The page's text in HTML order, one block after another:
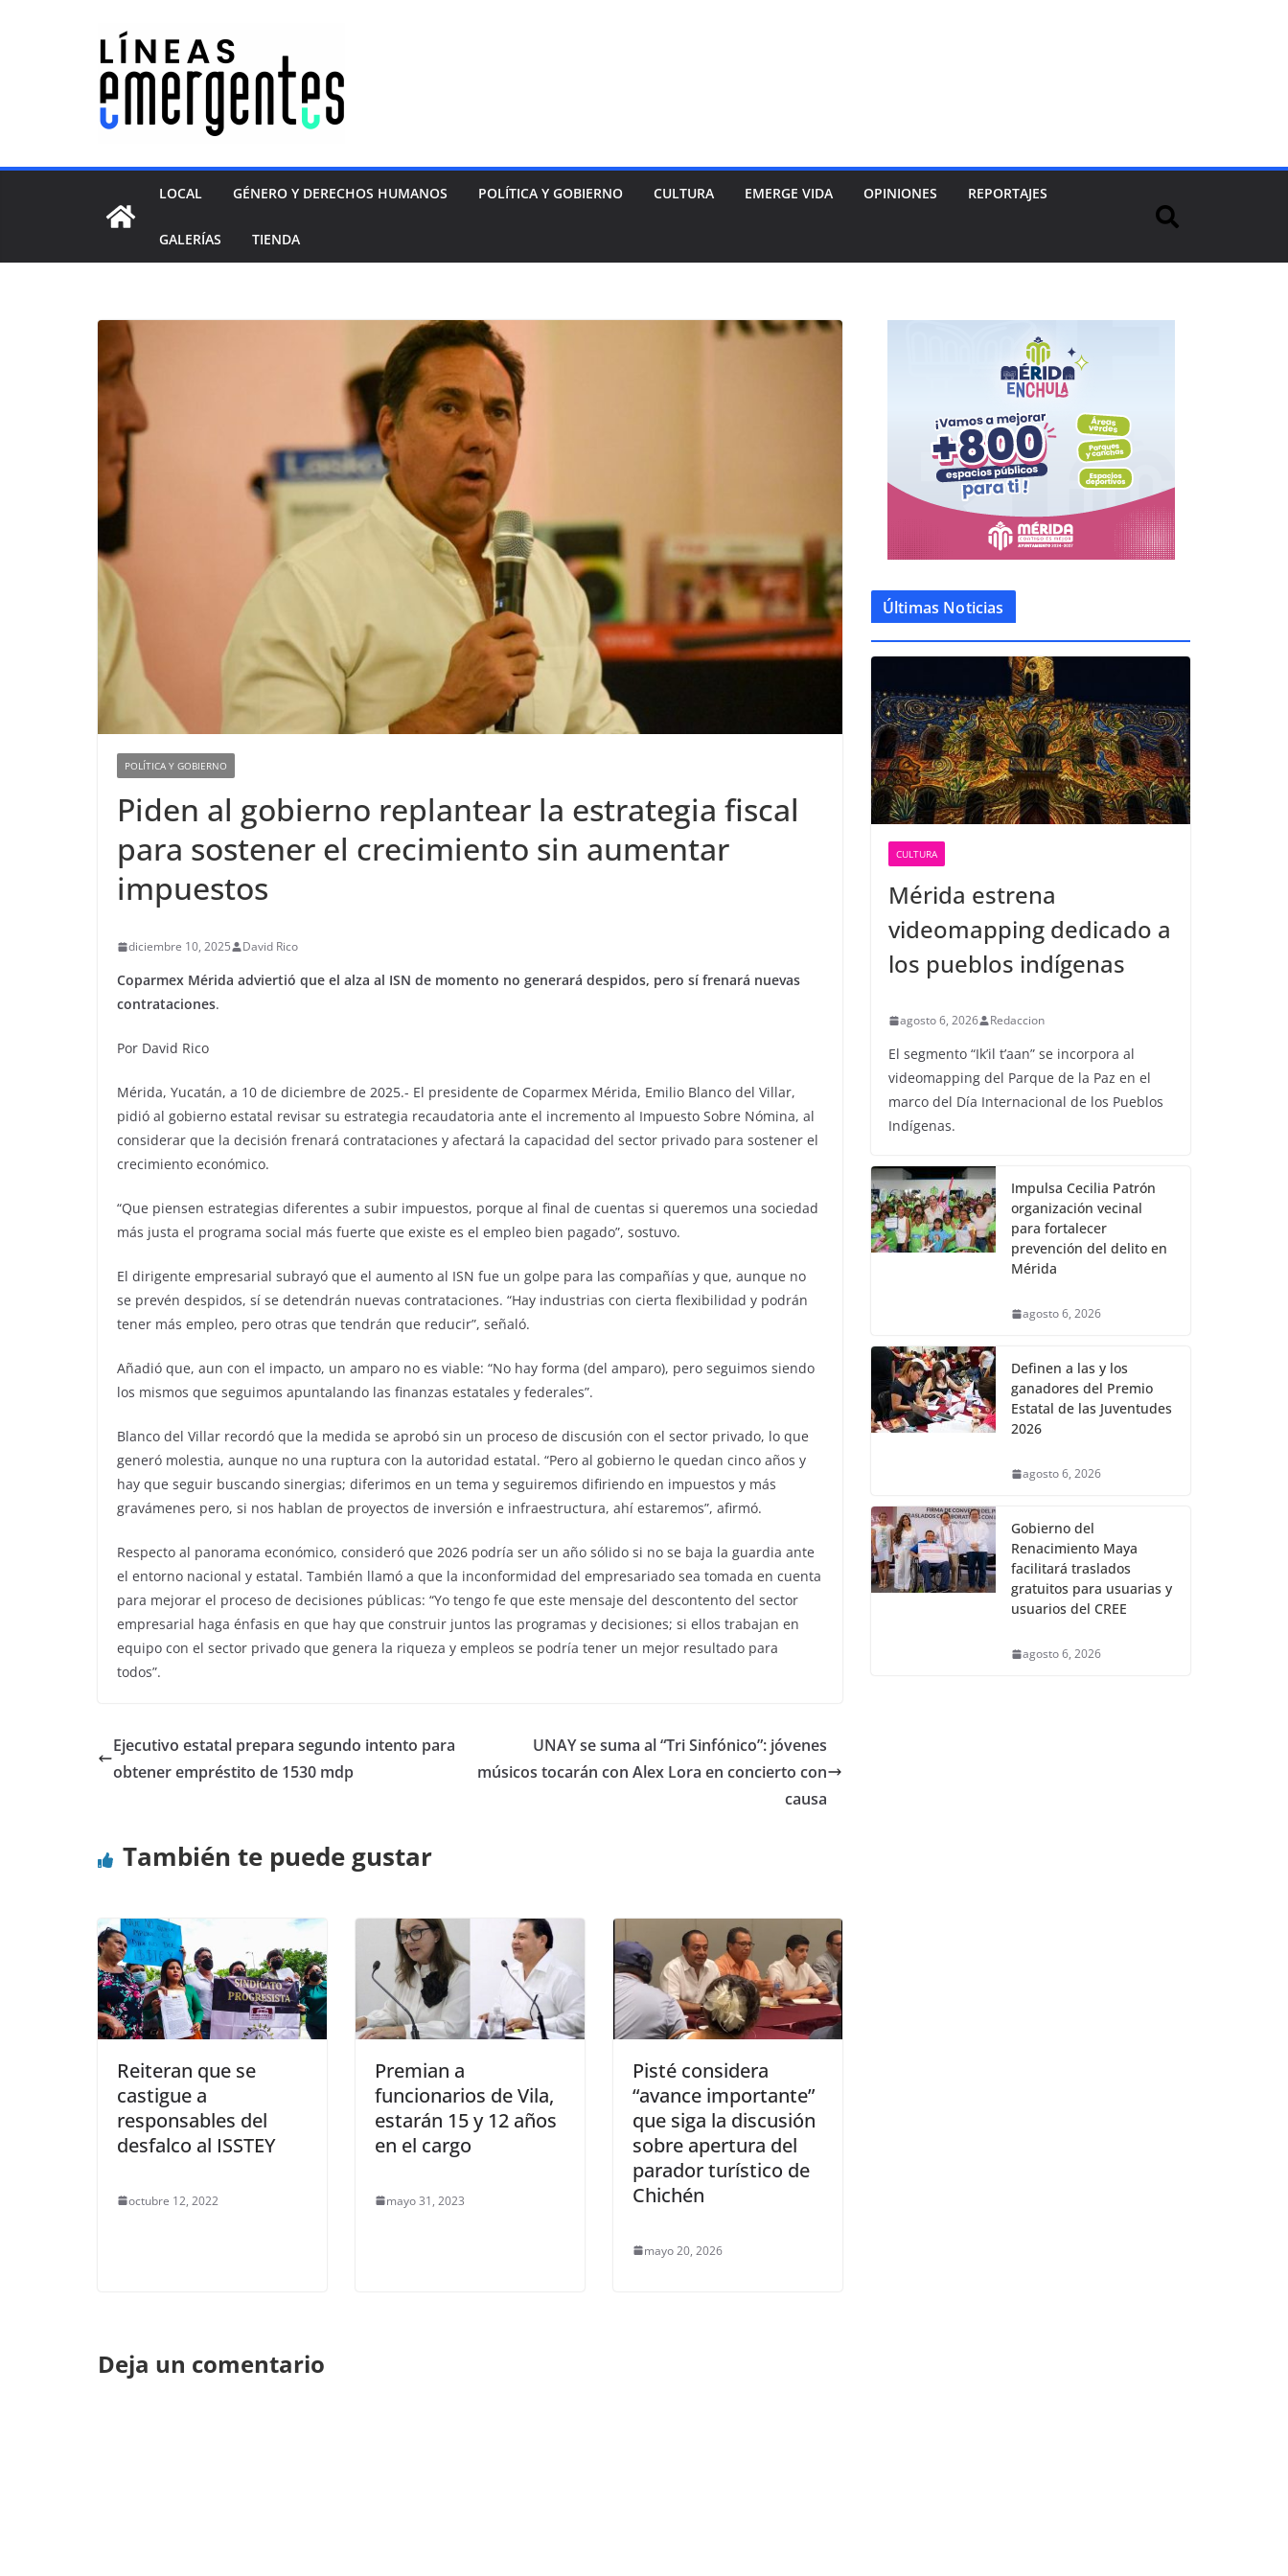
LOCAL GÉNERO Y DERECHOS HUMANOS POLÍTICA Y GOBIERNO CULTURA EMERGE VIDA OPINIONES REPORTAJES
GALERÍAS TIENDA
POLÍTICA Y GOBIERNO
Piden al gobierno replantear la estrategia fiscal
para sostener el crecimiento sin aumentar
impuestos
diciembre 10, 2025 David Rico
Coparmex Mérida adviertió que el alza al ISN de momento no generará despidos, pero sí frenará nuevas
contrataciones.
Por David Rico
Mérida, Yucatán, a 10 de diciembre de 2025.- El presidente de Coparmex Mérida, Emilio Blanco del Villar,
pidió al gobierno estatal revisar su estrategia recaudatoria ante el incremento al Impuesto Sobre Nómina, al
considerar que la decisión frenará contrataciones y afectará la capacidad del sector privado para sostener el
crecimiento económico.
“Que piensen estrategias diferentes a subir impuestos, porque al final de cuentas si queremos una sociedad
más justa el programa social más fuerte que existe es el empleo bien pagado”, sostuvo.
El dirigente empresarial subrayó que el aumento al ISN fue un golpe para las compañías y que, aunque no
se prevén despidos, sí se detendrán nuevas contrataciones. “Hay industrias con cierta flexibilidad y podrán
tener más empleo, pero otras que tendrán que reducir”, señaló.
Añadió que, aun con el impacto, un amparo no es viable: “No hay forma (del amparo), pero seguimos siendo
los mismos que seguimos apuntalando las finanzas estatales y federales”.
Blanco del Villar recordó que la medida se aprobó sin un proceso de discusión con el sector privado, lo que
generó molestia, aunque no una ruptura con la autoridad estatal. “Pero al gobierno le quedan cinco años y
hay que seguir buscando sinergias; diferimos en un tema y seguiremos difiriendo en impuestos y más
gravámenes pero, si nos hablan de proyectos de inversión e infraestructura, ahí estaremos”, afirmó.
Respecto al panorama económico, consideró que 2026 podría ser un año sólido si no se baja la guardia ante
el entorno nacional y estatal. También llamó a que la inconformidad del empresariado sea tomada en cuenta
para mejorar el proceso de decisiones públicas: “Yo tengo fe que este mensaje del descontento del sector
empresarial haga énfasis en que hay que construir juntos las programas y decisiones; si ellos trabajan en
equipo con el sector privado que genera la riqueza y empleos se podría tener un mejor resultado para
todos”.
Ejecutivo estatal prepara segundo intento para
obtener empréstito de 1530 mdp
UNAY se suma al “Tri Sinfónico”: jóvenes
músicos tocarán con Alex Lora en concierto con
causa
También te puede gustar
Reiteran que se
castigue a
responsables del
desfalco al ISSTEY
octubre 12, 2022
Premian a
funcionarios de Vila,
estarán 15 y 12 años
en el cargo
mayo 31, 2023
Pisté considera
“avance importante”
que siga la discusión
sobre apertura del
parador turístico de
Chichén
mayo 20, 2026
Deja un comentario
Últimas Noticias
CULTURA
Mérida estrena
videomapping dedicado a
los pueblos indígenas
agosto 6, 2026 Redaccion
El segmento “Ik’il t’aan” se incorpora al
videomapping del Parque de la Paz en el
marco del Día Internacional de los Pueblos
Indígenas.
Impulsa Cecilia Patrón
organización vecinal
para fortalecer
prevención del delito en
Mérida
agosto 6, 2026
Definen a las y los
ganadores del Premio
Estatal de las Juventudes
2026
agosto 6, 2026
Gobierno del
Renacimiento Maya
facilitará traslados
gratuitos para usuarias y
usuarios del CREE
agosto 6, 2026